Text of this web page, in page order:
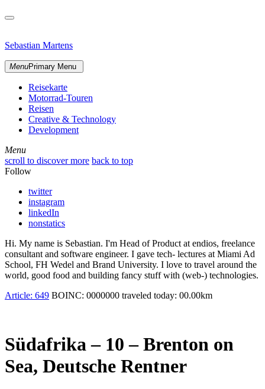
close
content
Sebastian Martens
MenuPrimary Menu
Reisekarte
Motorrad-Touren
Reisen
Creative & Technology
Development
Menu
Menu
scroll to discover more back to top
Follow
twitter
instagram
linkedIn
nonstatics
Hi. My name is Sebastian. I'm Head of Product at endios, freelance
consultant and software engineer. I gave tech- lectures at Miami Ad
School, FH Wedel and Brand University. I love to travel around the
world, good food and building fancy stuff with (web-) technologies.
Article: 649 BOINC: 0000000 traveled today: 00.00km
Südafrika – 10 – Brenton on
Sea, Deutsche Rentner